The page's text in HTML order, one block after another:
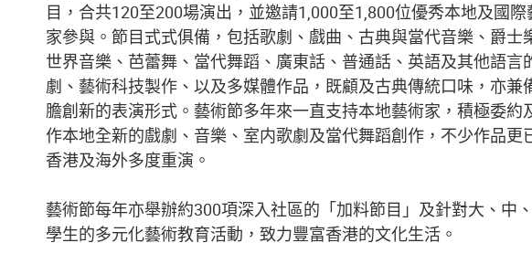
目，合共120至200場演出，並邀請1,000至1,800位優秀本地及國際
家參與。節目式式俱備，包括歌劇、戲曲、古典與當代音樂、爵士
世界音樂、芭蕾舞、當代舞蹈、廣東話、普通話、英語及其他語言
劇、藝術科技製作、以及多媒體作品，既顧及古典傳統口味，亦兼
膽創新的表演形式。藝術節多年來一直支持本地藝術家，積極委約
作本地全新的戲劇、音樂、室内歌劇及當代舞蹈創作，不少作品更
香港及海外多度重演。
藝術節每年亦舉辦約300項深入社區的「加料節目」及針對大、中
學生的多元化藝術教育活動，致力豐富香港的文化生活。